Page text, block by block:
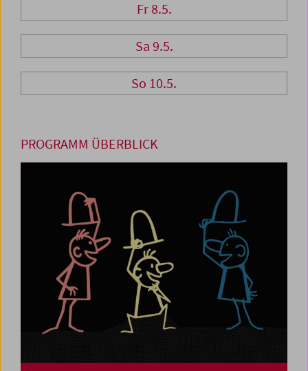
Fr 8.5.
Sa 9.5.
So 10.5.
PROGRAMM ÜBERBLICK